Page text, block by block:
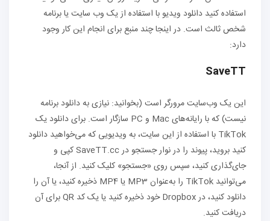
استفاده کنید دانلود ویدیو با استفاده از یک وب سایت یا برنامه
شخص ثالث است. در اینجا چند منبع برای انجام این کار وجود
دارد:
SaveTT
این یک وب‌سایت مرورگر است (بخوانید: نیازی به دانلود برنامه
نیست) که با رایانه‌های Mac و PC سازگار است. برای دانلود یک
TikTok با استفاده از این سایت، به ویدیویی که می‌خواهید دانلود
کنید بروید، پیوند را در نوار جستجو در SaveTT.cc کپی و
جای‌گذاری کنید، سپس روی «جستجو» کلیک کنید. از آنجا،
می‌توانید TikTok را به‌عنوان MP3 یا MP4 ذخیره کنید، یا آن را
دانلود کنید، در Dropbox خود ذخیره کنید یا یک کد QR برای آن
دریافت کنید.